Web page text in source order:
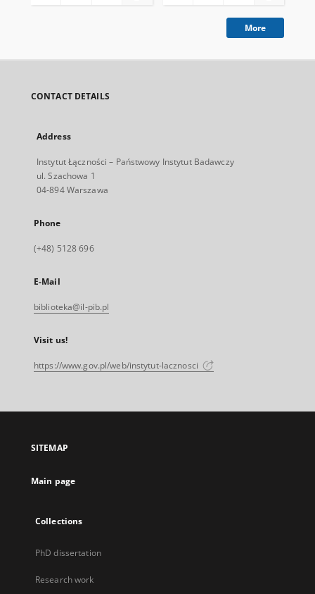
More
CONTACT DETAILS
Address
Instytut Łączności – Państwowy Instytut Badawczy
ul. Szachowa 1
04-894 Warszawa
Phone
(+48) 5128 696
E-Mail
biblioteka@il-pib.pl
Visit us!
https://www.gov.pl/web/instytut-lacznosci
SITEMAP
Main page
Collections
PhD dissertation
Research work